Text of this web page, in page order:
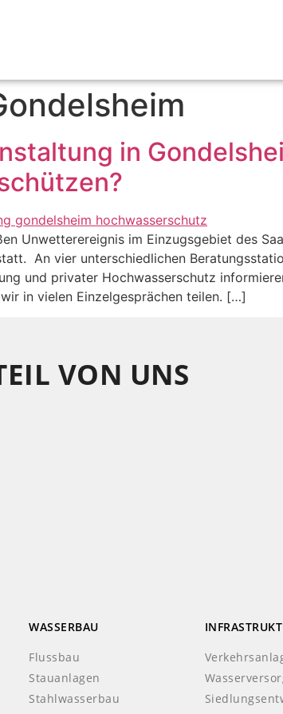
in
Unwetterereignis im Einzugsgebiet des
An vier unterschiedlichen
und privater Hochwasserschutz
in vielen Einzelgesprächen teilen. […]
VON UNS
WASSERBAU
Flussbau
Stauanlagen
Stahlwasserbau